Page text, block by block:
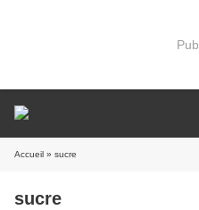
Accueil » sucre
sucre